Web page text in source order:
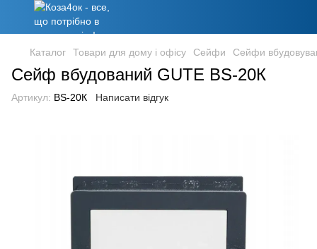
Каталог Товари для дому і офісу Сейфи Сейфи
Сейф вбудований GUTE BS-20К
Артикул: BS-20К Написати відгук